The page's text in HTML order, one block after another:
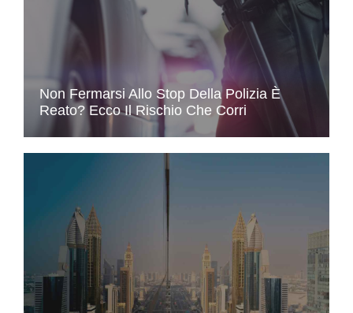
Non Fermarsi Allo Stop Della Polizia È
Reato? Ecco Il Rischio Che Corri